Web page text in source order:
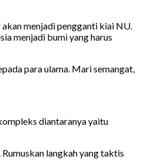
menjadi pengganti kiai NU.
menjadi bumi yang harus
para ulama. Mari semangat,
diantaranya yaitu
langkah yang taktis